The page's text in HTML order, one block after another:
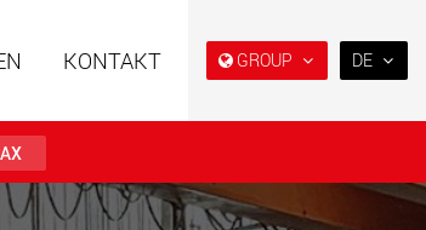
GROUP
DE
KONTAKT